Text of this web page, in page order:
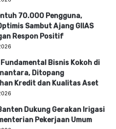
70.000 Pengguna,
Sambut Ajang GIIAS
Respon Positif
Bisnis Kokoh di
Ditopang
Kredit dan Kualitas Aset
Dukung Gerakan Irigasi
Pekerjaan Umum